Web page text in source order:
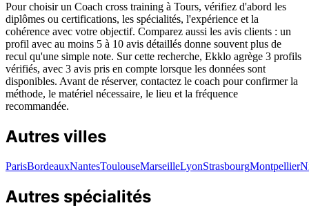
Pour choisir un Coach cross training à Tours, vérifiez d'abord les
diplômes ou certifications, les spécialités, l'expérience et la
cohérence avec votre objectif. Comparez aussi les avis clients : un
profil avec au moins 5 à 10 avis détaillés donne souvent plus de
recul qu'une simple note. Sur cette recherche, Ekklo agrège 3 profils
vérifiés, avec 3 avis pris en compte lorsque les données sont
disponibles. Avant de réserver, contactez le coach pour confirmer la
méthode, le matériel nécessaire, le lieu et la fréquence
recommandée.
Autres villes
ParisBordeauxNantesToulouseMarseilleLyonStrasbourgMontpellier
Autres spécialités